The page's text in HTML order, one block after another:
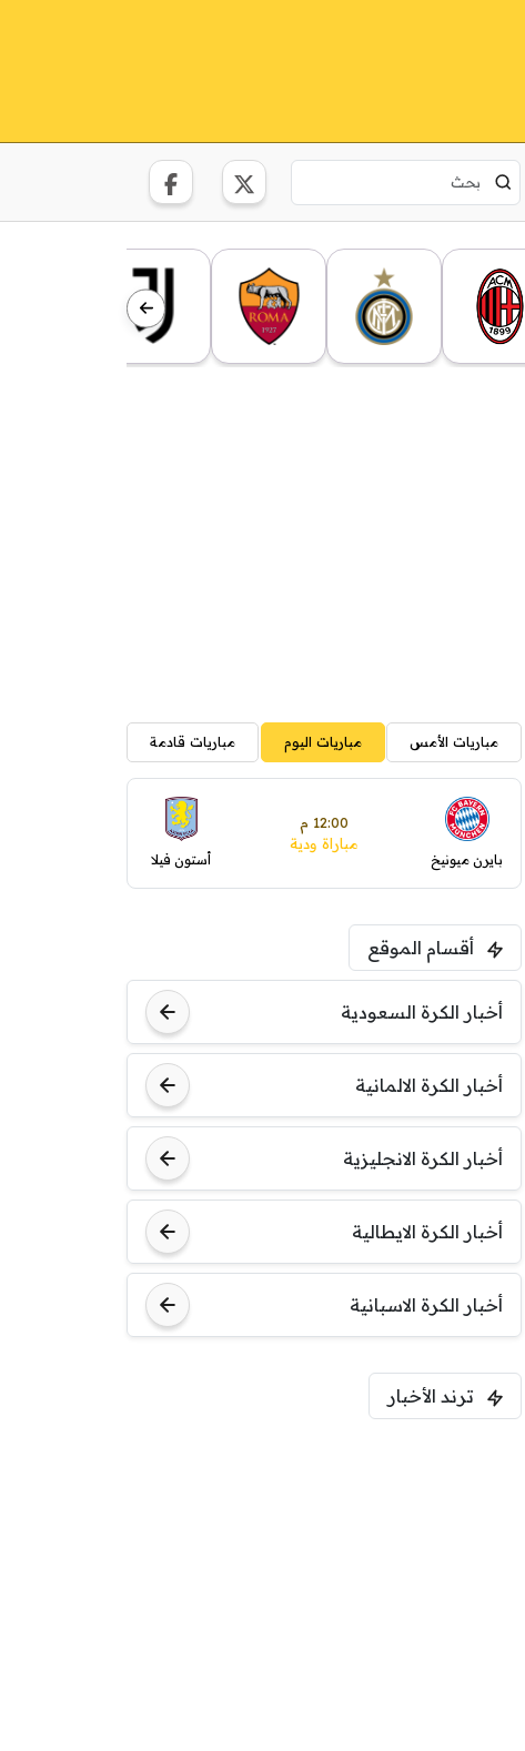
مباريات الأمس مباريات اليوم مباريات قادمة
بايرن ميونيخ
12:00 م
مباراة ودية
أستون فيلا
أقسام الموقع
أخبار الكرة السعودية
أخبار الكرة الالمانية
أخبار الكرة الانجليزية
أخبار الكرة الايطالية
أخبار الكرة الاسبانية
ترند الأخبار